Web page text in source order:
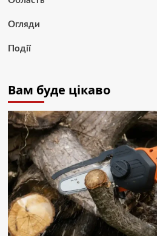
Огляди
Події
Вам буде цікаво